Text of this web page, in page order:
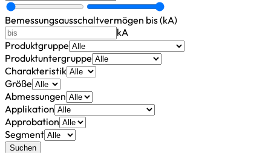
Bemessungsausschaltvermögen bis (kA)
kA
Produktgruppe
Produktuntergruppe
Charakteristik
Größe
Abmessungen
Applikation
Approbation
Segment
Suchen